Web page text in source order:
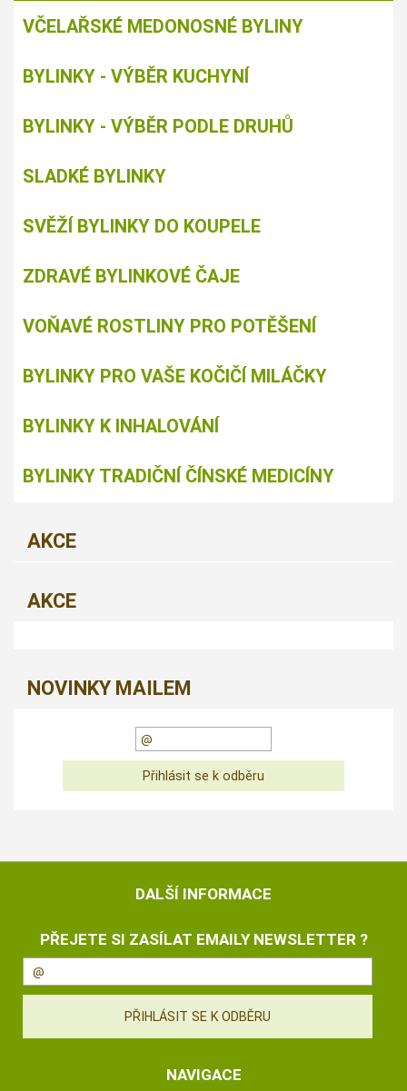
VČELAŘSKÉ MEDONOSNÉ BYLINY
BYLINKY - VÝBĚR KUCHYNÍ
BYLINKY - VÝBĚR PODLE DRUHŮ
SLADKÉ BYLINKY
SVĚŽÍ BYLINKY DO KOUPELE
ZDRAVÉ BYLINKOVÉ ČAJE
VOŇAVÉ ROSTLINY PRO POTĚŠENÍ
BYLINKY PRO VAŠE KOČIČÍ MILÁČKY
BYLINKY K INHALOVÁNÍ
BYLINKY TRADIČNÍ ČÍNSKÉ MEDICÍNY
AKCE
AKCE
NOVINKY MAILEM
DALŠÍ INFORMACE
PŘEJETE SI ZASÍLAT EMAILY NEWSLETTER ?
NAVIGACE